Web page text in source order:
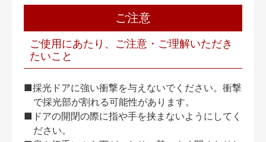
ご注意
ご使用にあたり、ご注意・ご理解いただき
たいこと
■採光ドアに強い衝撃を与えないでください。衝撃
で採光部が割れる可能性があります。
■ドアの開閉の際に指や手を挟まないようにしてく
ださい。